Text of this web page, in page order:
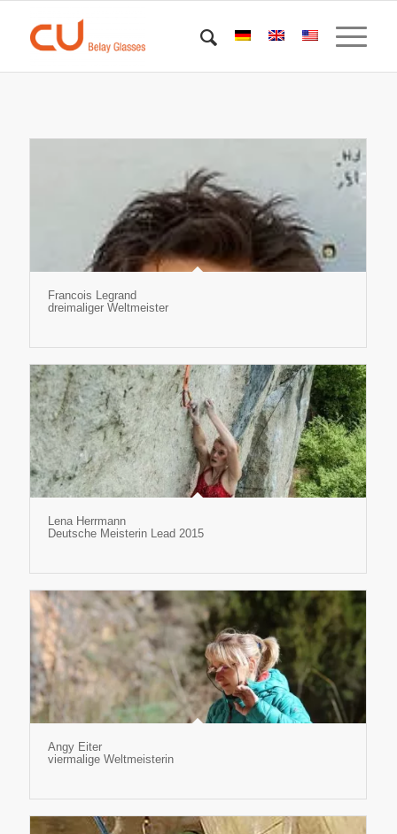
Francois Legrand
dreimaliger Weltmeister
Lena Herrmann
Deutsche Meisterin Lead 2015
Angy Eiter
viermalige Weltmeisterin